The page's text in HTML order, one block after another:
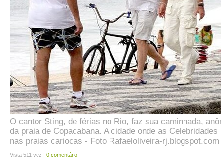
O cantor Sting, de férias no Rio, faz sua caminhada,
da praia de Copacabana. A cidade onde as
nas praias cariocas - Foto Rafaeloliveira-rj.blogspot.com
Vista 511 vez | 0 comentário